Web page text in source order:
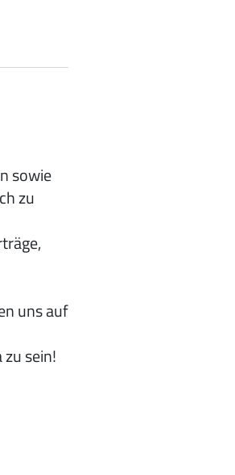
sowie
zu
uns auf
sein!